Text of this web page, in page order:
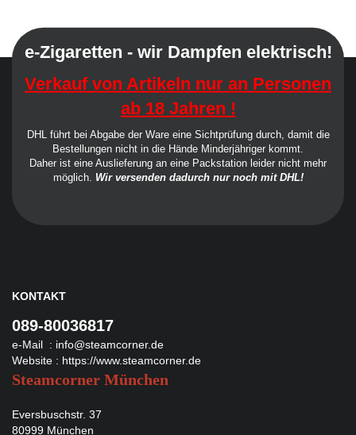
e-Zigaretten - wir Dampfen elektrisch!
Verkauf von Artikeln nur an Personen
ab 18 Jahren !
DHL führt bei Abgabe der Ware eine Sichtprüfung durch, damit die
Bestellungen nicht in die Hände Minderjähriger kommt.
Daher ist eine Auslieferung an eine Packstation leider nicht mehr
möglich. Wir versenden dadurch nur noch mit DHL!
KONTAKT
089-80036817
e-Mail : info@steamcorner.de
Website : https://www.steamcorner.de
Steamcorner München
Eversbuschstr. 37
80999 München